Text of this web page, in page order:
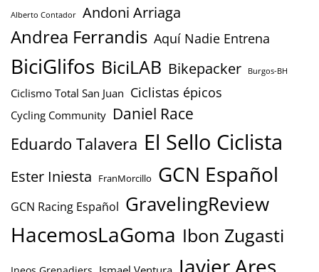
Alberto Contador Andoni Arriaga
Andrea Ferrandis Aquí Nadie Entrena
BiciGlifos BiciLAB Bikepacker Burgos-BH
Ciclismo Total San Juan Ciclistas épicos
Cycling Community Daniel Race
Eduardo Talavera El Sello Ciclista
Ester Iniesta FranMorcillo GCN Español
GCN Racing Español GravelingReview
HacemosLaGoma Ibon Zugasti
Javier Ares